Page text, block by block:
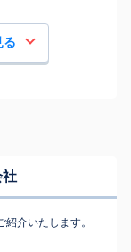
る
社
介いたします。